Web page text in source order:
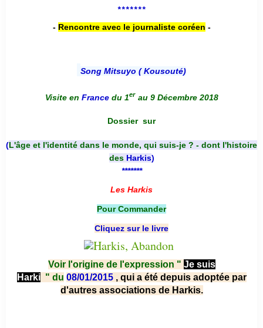
*******
- Rencontre avec le journaliste coréen -
Song Mitsuyo ( Kousouté)
Visite en France du 1er au 9 Décembre 2018
Dossier sur
(L'âge et l'identité dans le monde, qui suis-je ? - dont l'histoire
des Harkis)
*******
Les Harkis
Pour Commander
Cliquez sur le livre
Voir l'origine de l'expression " Je suis
Harki " du 08/01/2015 , qui a été depuis adoptée par
d'autres associations de Harkis.